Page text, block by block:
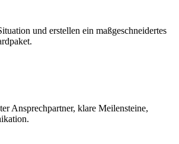
und erstellen ein maßgeschneidertes
Ansprechpartner, klare Meilensteine,